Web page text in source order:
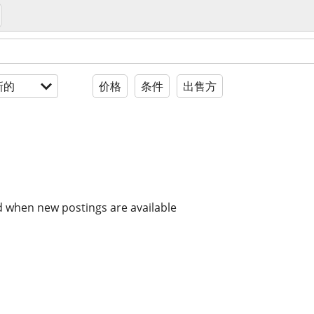
的 价格 条件 出售方
new postings are available